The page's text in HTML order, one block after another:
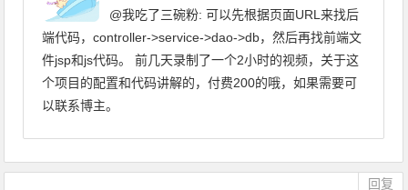
@我吃了三碗粉: 可以先根据页面URL来找后
端代码，controller->service->dao->db，然后再找前端文
件jsp和js代码。 前几天录制了一个2小时的视频，关于这
个项目的配置和代码讲解的，付费200的哦，如果需要可
以联系博主。
回复